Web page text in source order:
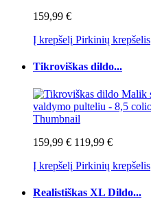
159,99 €
Į krepšelį Pirkinių krepšelis
Tikroviškas dildo...
159,99 € 119,99 €
Į krepšelį Pirkinių krepšelis
Realistiškas XL Dildo...